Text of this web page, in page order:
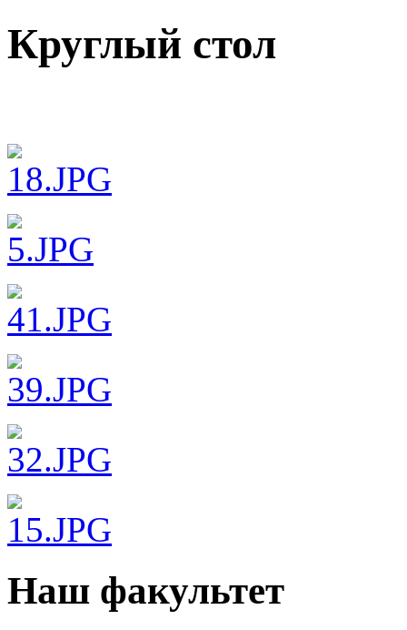
Круглый стол
Наш факультет